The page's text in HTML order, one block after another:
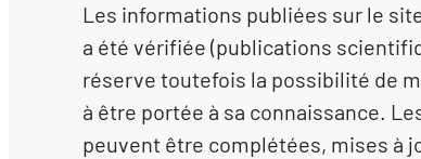
Les informations publiées sur le
a été vérifiée (publications
réserve toutefois la possibilité de
à être portée à sa connaissance.
peuvent être complétées, mises à